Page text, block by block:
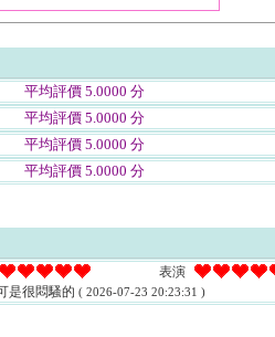
平均評價 5.0000 分
平均評價 5.0000 分
平均評價 5.0000 分
平均評價 5.0000 分
表演
是很悶騷的 ( 2026-07-23 20:23:31 )